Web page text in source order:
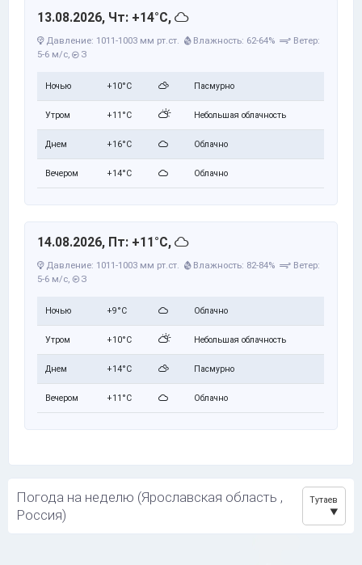
13.08.2026, Чт: +14°C,
Давление: 1011-1003 мм рт.ст. Влажность: 62-64%
Ветер:
5-6 м/с, З
Ночью +10°C Пасмурно
Утром +11°C Небольшая облачность
Днем +16°C Облачно
Вечером +14°C Облачно
14.08.2026, Пт: +11°C,
Давление: 1011-1003 мм рт.ст. Влажность: 82-84%
Ветер:
5-6 м/с, З
Ночью +9°C Облачно
Утром +10°C Небольшая облачность
Днем +14°C Пасмурно
Вечером +11°C Облачно
Погода на неделю (Ярославская область ,
Россия)
Тутаев